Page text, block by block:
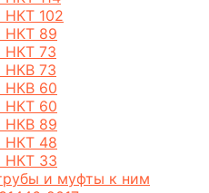
НКТ 102
НКТ 89
НКТ 73
НКВ 73
НКВ 60
НКТ 60
НКВ 89
НКТ 48
НКТ 33
и муфты к ним